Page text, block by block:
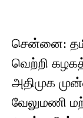
சென்னை:
வெற்றி
அதிமுக
வேலுமணி